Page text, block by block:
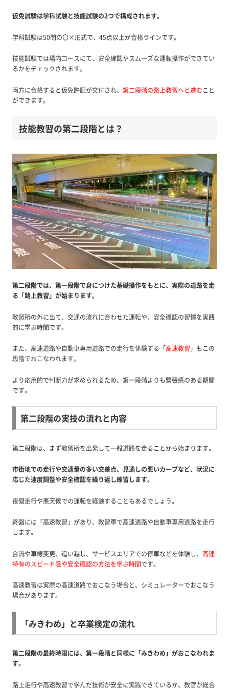
仮免試験は学科試験と技能試験の2つで構成されます。
学科試験は50問の〇×形式で、45点以上が合格ラインです。
技能試験では場内コースにて、安全確認やスムーズな運転操作ができてい
るかをチェックされます。
両方に合格すると仮免許証が交付され、 第二段階の路上教習へと進むこと
ができます。
技能教習の第二段階とは？
第二段階では、第一段階で身につけた基礎操作をもとに、実際の道路を走
る「路上教習」が始まります。
教習所の外に出て、交通の流れに合わせた運転や、安全確認の習慣を実践
的に学ぶ時間です。
また、高速道路や自動車専用道路での走行を体験する「高速教習 」もこの
段階でおこなわれます。
より応用的で判断力が求められるため、第一段階よりも緊張感のある期間
です。
第二段階の実技の流れと内容
第二段階は、まず教習所を出発して一般道路を走ることから始まります。
市街地での走行や交通量の多い交差点、見通しの悪いカーブなど、状況に
応じた速度調整や安全確認を繰り返し練習します。
夜間走行や悪天候での運転を経験することもあるでしょう。
終盤には「高速教習」があり、教習車で高速道路や自動車専用道路を走行
します。
合流や車線変更、追い越し、サービスエリアでの停車などを体験し、 高速
特有のスピード感や安全確認の方法を学ぶ時間です。
高速教習は実際の高速道路でおこなう場合と、シミュレーターでおこなう
場合があります。
「みきわめ」と卒業検定の流れ
第二段階の最終時限には、第一段階と同様に「みきわめ」がおこなわれま
す。
路上走行や高速教習で学んだ技術が安全に実践できているか、教官が総合